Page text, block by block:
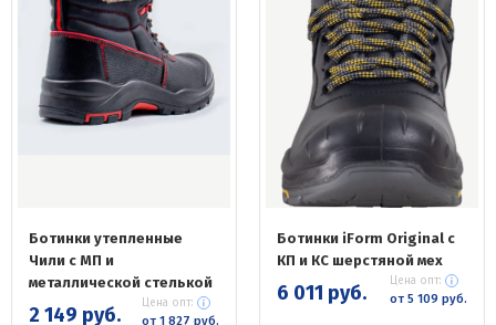
Ботинки утепленные
Чили с МП и
металлической стелькой
2 149 руб. Цена опт:
от 1 827 руб.
Ботинки iForm Original с
КП и КС шерстяной мех
6 011 руб. Цена опт:
от 5 109 руб.